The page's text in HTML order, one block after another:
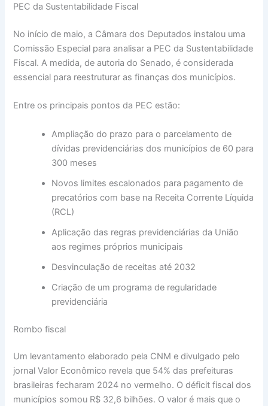
PEC da Sustentabilidade Fiscal
No início de maio, a Câmara dos Deputados instalou uma
Comissão Especial para analisar a PEC da Sustentabilidade
Fiscal. A medida, de autoria do Senado, é considerada
essencial para reestruturar as finanças dos municípios.
Entre os principais pontos da PEC estão:
Ampliação do prazo para o parcelamento de
dívidas previdenciárias dos municípios de 60 para
300 meses
Novos limites escalonados para pagamento de
precatórios com base na Receita Corrente Líquida
(RCL)
Aplicação das regras previdenciárias da União
aos regimes próprios municipais
Desvinculação de receitas até 2032
Criação de um programa de regularidade
previdenciária
Rombo fiscal
Um levantamento elaborado pela CNM e divulgado pelo
jornal Valor Econômico revela que 54% das prefeituras
brasileiras fecharam 2024 no vermelho. O déficit fiscal dos
municípios somou R$ 32,6 bilhões. O valor é mais que o